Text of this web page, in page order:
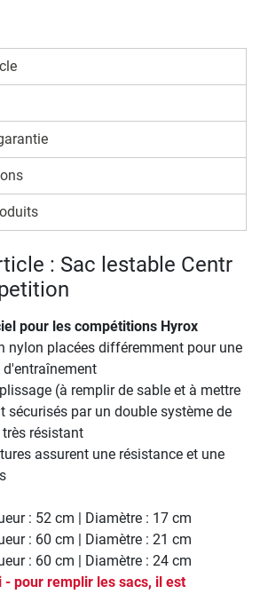
: Sac lestable Centr
pour les compétitions Hyrox
nylon placées différemment pour une
(à remplir de sable et à mettre
sécurisés par un double système de
résistant
assurent une résistance et une
: 52 cm | Diamètre : 17 cm
: 60 cm | Diamètre : 21 cm
: 60 cm | Diamètre : 24 cm
- pour remplir les sacs, il est